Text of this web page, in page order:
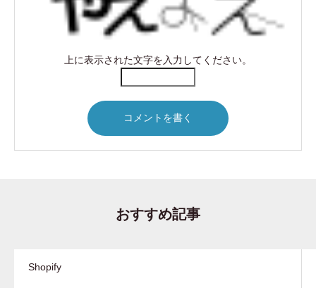
上に表示された文字を入力してください。
おすすめ記事
Shopify